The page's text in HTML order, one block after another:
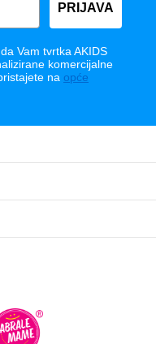
PRIJAVA
Vam tvrtka AKIDS
komercijalne
na opće